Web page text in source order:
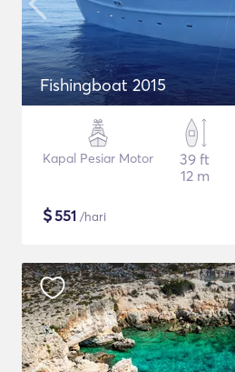
Fishingboat 2015
Kapal Pesiar Motor
39 ft
12 m
$551 /hari